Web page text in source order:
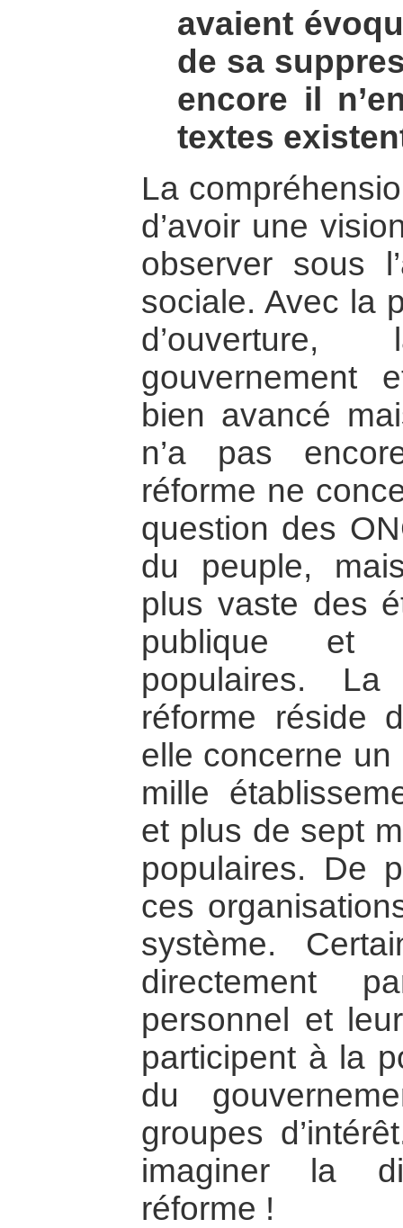
avaient
de sa
encore il
textes
La
d’avoir une
observer sous
sociale. Avec la
gouvernement
bien avancé
n’a pas
réforme ne
question des
du peuple,
plus vaste des
publique et
populaires.
réforme réside
elle concerne
mille
et plus de sept
populaires. De
ces
système.
directement
personnel et
participent à la
du
groupes
imaginer la
réforme !